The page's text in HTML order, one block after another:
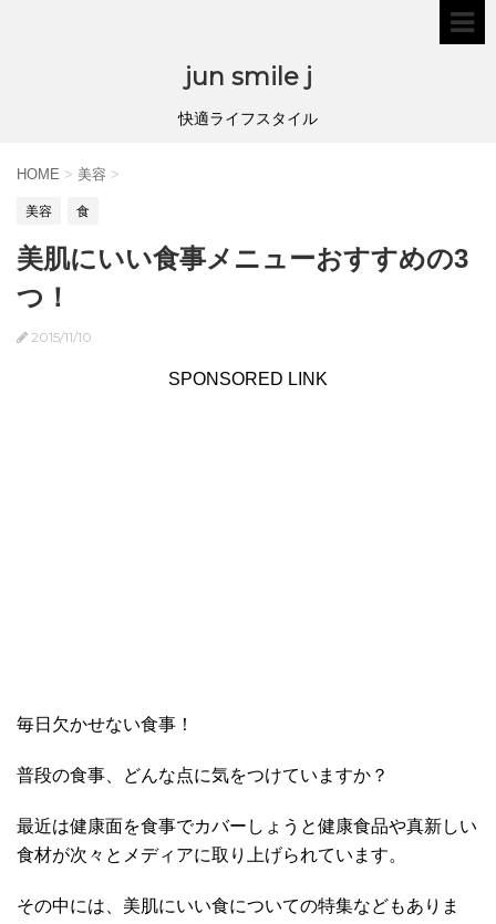
jun smile j
快適ライフスタイル
HOME > 美容 >
美容 食
美肌にいい食事メニューおすすめの3
つ！
2015/11/10
SPONSORED LINK
毎日欠かせない食事！
普段の食事、どんな点に気をつけていますか？
最近は健康面を食事でカバーしょうと健康食品や真新しい
食材が次々とメディアに取り上げられています。
その中には、美肌にいい食についての特集などもありま